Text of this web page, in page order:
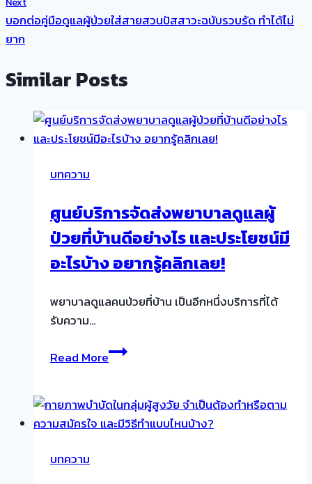
บอกต่อคู่มือดูแลผู้ป่วยใส่สายสวนปัสสาวะฉบับรวบรัด ทำได้ไม่
ยาก
Similar Posts
บทความ
ศูนย์บริการจัดส่งพยาบาลดูแลผู้
ป่วยที่บ้านดีอย่างไร และประโยชน์มี
อะไรบ้าง อยากรู้คลิกเลย!
พยาบาลดูแลคนป่วยที่บ้าน เป็นอีกหนึ่งบริการที่ได้
รับความ…
Read Moreศูนย์
บริการ
ส่ง
พยาบาล
บทความ